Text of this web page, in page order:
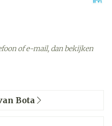
of e-mail, dan bekijken
Bota